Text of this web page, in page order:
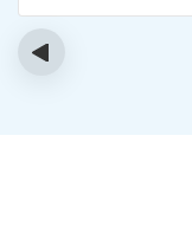
работу
‹